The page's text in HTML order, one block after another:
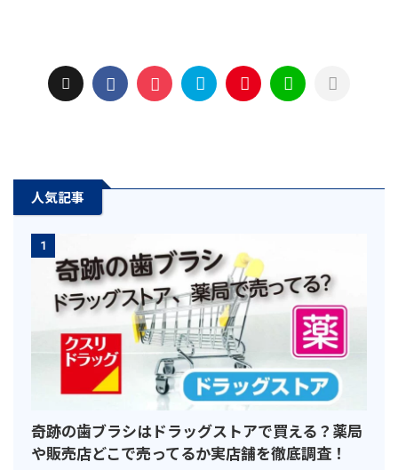
人気記事
1
奇跡の歯ブラシはドラッグストアで買える？薬局
や販売店どこで売ってるか実店舗を徹底調査！